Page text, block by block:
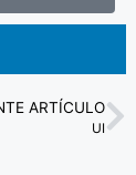
ARTÍCULO
UI